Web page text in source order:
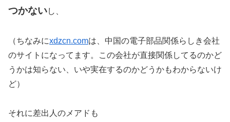
つかないし、
（ちなみにxdzcn.comは、中国の電子部品関係らしき会社
のサイトになってます。この会社が直接関係してるのかど
うかは知らない、いや実在するのかどうかもわからないけ
ど）
それに差出人のメアドも